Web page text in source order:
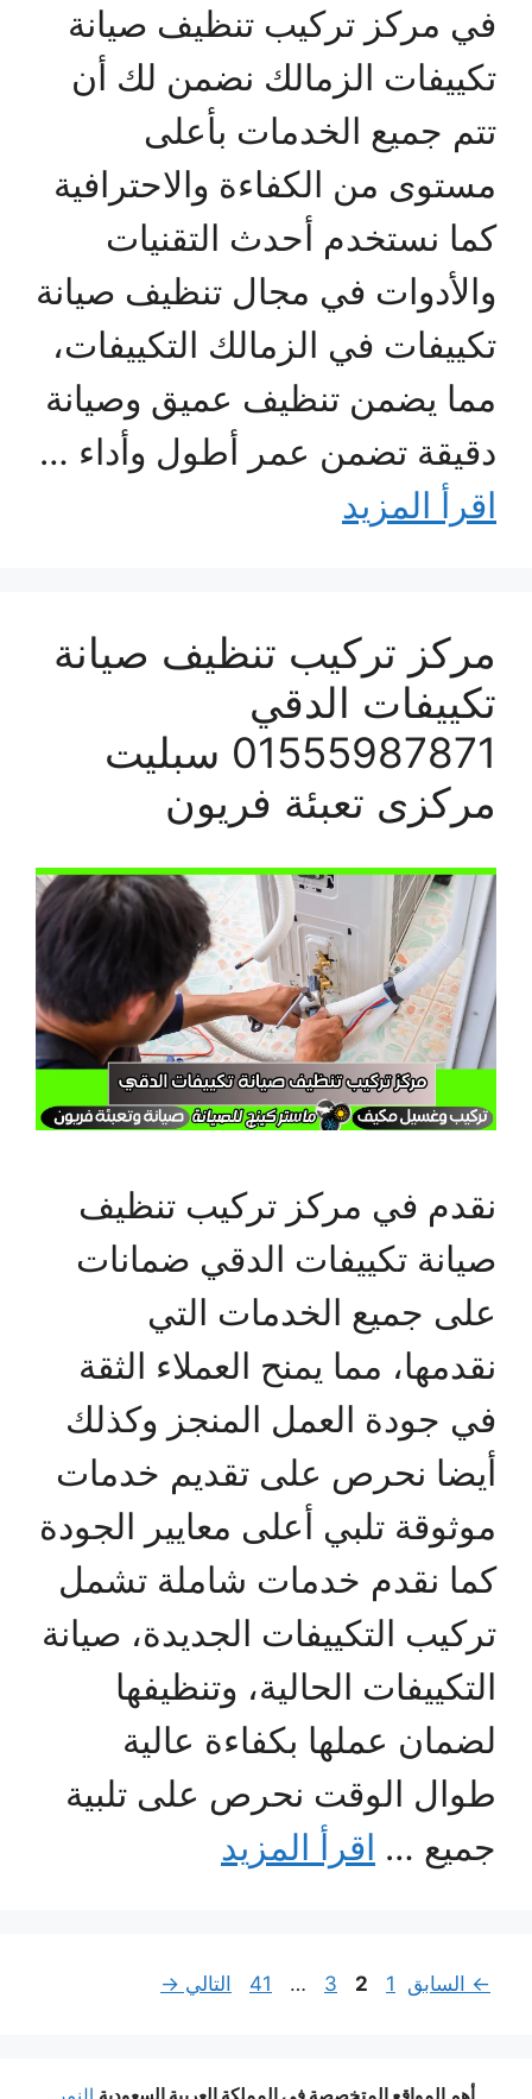
في مركز تركيب تنظيف صيانة
تكييفات الزمالك نضمن لك أن
تتم جميع الخدمات بأعلى
مستوى من الكفاءة والاحترافية
كما نستخدم أحدث التقنيات
والأدوات في مجال تنظيف صيانة
تكييفات في الزمالك التكييفات،
مما يضمن تنظيف عميق وصيانة
دقيقة تضمن عمر أطول وأداء …
اقرأ المزيد
مركز تركيب تنظيف صيانة
تكييفات الدقي
01555987871 سبليت
مركزى تعبئة فريون
نقدم في مركز تركيب تنظيف
صيانة تكييفات الدقي ضمانات
على جميع الخدمات التي
نقدمها، مما يمنح العملاء الثقة
في جودة العمل المنجز وكذلك
أيضا نحرص على تقديم خدمات
موثوقة تلبي أعلى معايير الجودة
كما نقدم خدمات شاملة تشمل
تركيب التكييفات الجديدة، صيانة
التكييفات الحالية، وتنظيفها
لضمان عملها بكفاءة عالية
طوال الوقت نحرص على تلبية
جميع … اقرأ المزيد
← السابق Page
1
Page
2
Page
3
…
Page
41 التالي →